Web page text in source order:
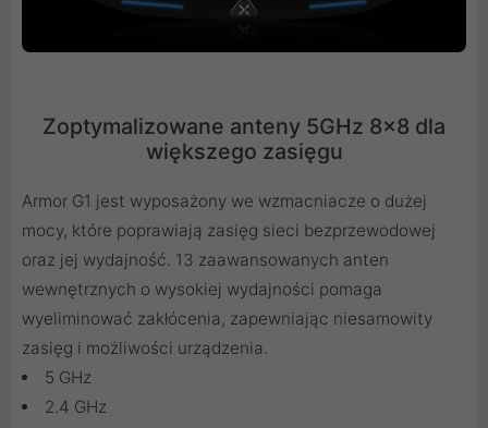
Zoptymalizowane anteny 5GHz 8x8 dla
większego zasięgu
Armor G1 jest wyposażony we wzmacniacze o dużej
mocy, które poprawiają zasięg sieci bezprzewodowej
oraz jej wydajność. 13 zaawansowanych anten
wewnętrznych o wysokiej wydajności pomaga
wyeliminować zakłócenia, zapewniając niesamowity
zasięg i możliwości urządzenia.
5 GHz
2.4 GHz